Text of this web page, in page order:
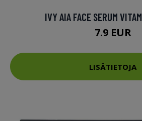
IVY AIA FACE SERUM
7.9 EUR
LISÄTIETOJA